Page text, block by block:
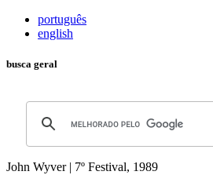
português
english
busca geral
John Wyver | 7º Festival, 1989